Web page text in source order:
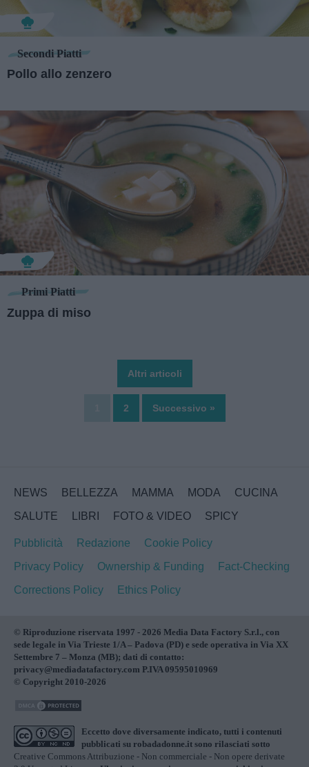
Secondi Piatti
Pollo allo zenzero
Primi Piatti
Zuppa di miso
Altri articoli
2 Successivo »
NEWS BELLEZZA MAMMA MODA
CUCINA
SALUTE
LIBRI FOTO & VIDEO SPICY
Pubblicità Redazione
Cookie Policy
Privacy Policy
Ownership & Funding
Fact-Checking
Corrections Policy
Ethics Policy
© Riproduzione riservata 1997 - 2026 Media Data Factory S.r.l., con
sede legale in Via Trieste 1/A – Padova (PD) e sede operativa in Via XX
Settembre 7 – Monza (MB); dati di contatto:
privacy@mediadatafactory.com P.IVA 09595010969
© Copyright 2010-2026
Eccetto dove diversamente indicato, tutti i contenuti
pubblicati su robadadonne.it sono rilasciati sotto
Creative Commons Attribuzione - Non commerciale - Non opere derivate